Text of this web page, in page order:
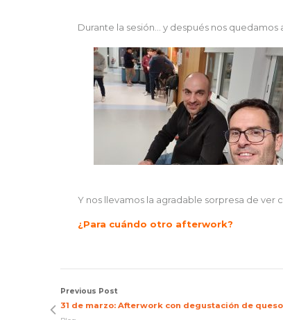
Durante la sesión… y después nos
Y nos llevamos la agradable sorpresa de ver
¿Para cuándo otro afterwork?
Previous Post
31 de marzo: Afterwork con degustación de